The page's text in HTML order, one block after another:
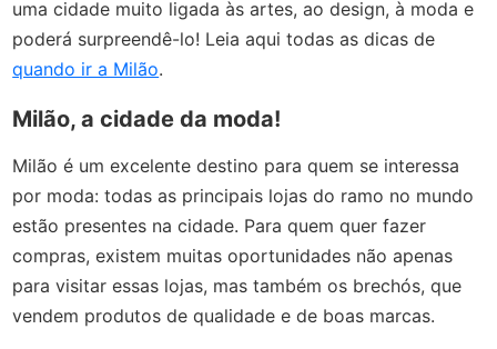
uma cidade muito ligada às artes, ao design, à moda e
poderá surpreendê-lo! Leia aqui todas as dicas de
quando ir a Milão.
Milão, a cidade da moda!
Milão é um excelente destino para quem se interessa
por moda: todas as principais lojas do ramo no mundo
estão presentes na cidade. Para quem quer fazer
compras, existem muitas oportunidades não apenas
para visitar essas lojas, mas também os brechós, que
vendem produtos de qualidade e de boas marcas.